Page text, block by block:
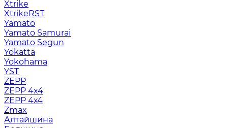
Xtrike
XtrikeRST
Yamato
Yamato Samurai
Yamato Segun
Yokatta
Yokohama
YST
ZEPP
ZEPP 4x4
ZEPP 4х4
Zmax
Алтайшина